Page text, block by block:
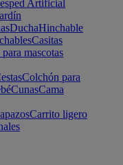
Artificial
DuchaHinchable
Casitas
para mascotas
Colchón para
CunasCama
Carrito ligero